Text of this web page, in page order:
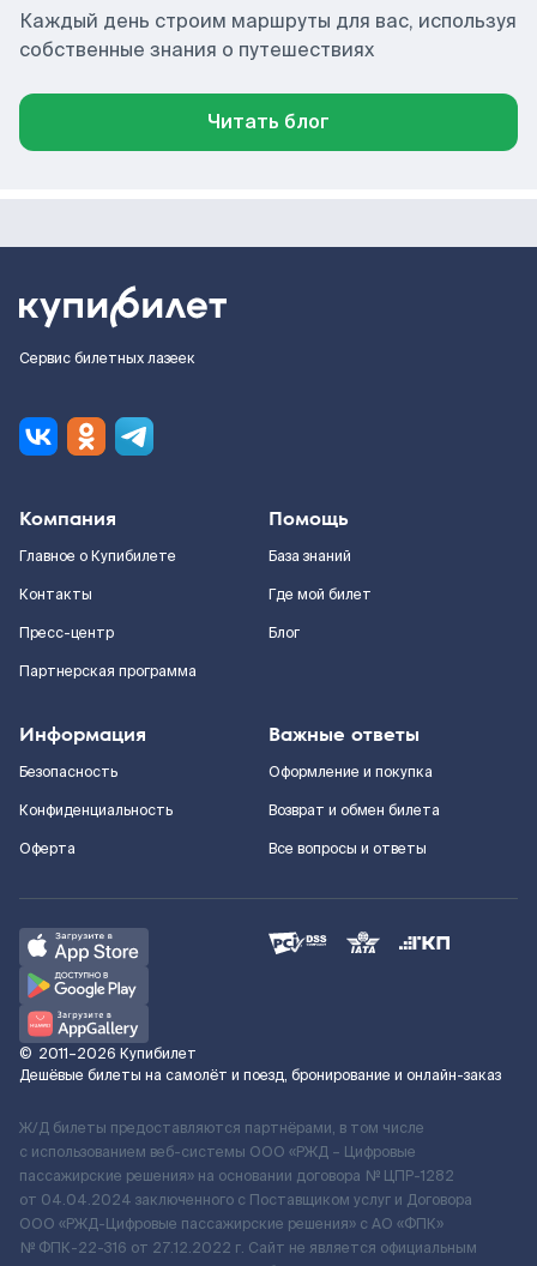
Каждый день строим маршруты для вас, используя
собственные знания о путешествиях
Читать блог
Сервис билетных лазеек
Компания
Главное о Купибилете
Контакты
Пресс-центр
Партнерская программа
Помощь
База знаний
Где мой билет
Блог
Информация
Безопасность
Конфиденциальность
Оферта
Важные ответы
Оформление и покупка
Возврат и обмен билета
Все вопросы и ответы
© 2011–2026 Купибилет
Дешёвые билеты на самолёт и поезд, бронирование и онлайн-заказ
Ж/Д билеты предоставляются партнёрами, в том числе
с использованием веб-системы ООО «РЖД – Цифровые
пассажирские решения» на основании договора № ЦПР-1282
от 04.04.2024 заключенного с Поставщиком услуг и Договора
ООО «РЖД-Цифровые пассажирские решения» c АО «ФПК»
№ ФПК-22-316 от 27.12.2022 г. Сайт не является официальным